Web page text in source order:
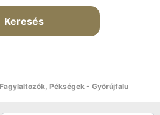
Keresés
Pékségek - Győrújfalu